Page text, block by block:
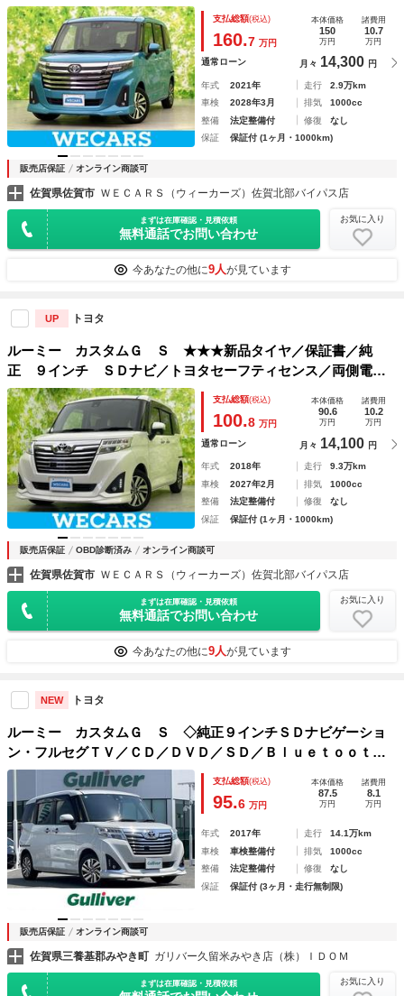
線逸脱防止支援システム／ヘッドランプ ＬＥＤ／Ｂｌｕｅｔ
ｏｏｔｈ接続／横滑り防止装置
支払総額(税込)
160.7 万円
本体価格
150
万円
諸費用
10.7
万円
通常ローン 月々 14,300 円
年式 2021年 走行
2.9万km
車検
2028年3月 排気
1000cc
整備
法定整備付 修復
なし
保証
保証付 (1ヶ月・1000km)
販売店保証 オンライン商談可
佐賀県佐賀市 ＷＥＣＡＲＳ（ウィーカーズ）佐賀北部バイパス店
まずは在庫確認・見積依頼
無料通話でお問い合わせ
お気に入り
今あなたの他に9人が見ています
UP トヨタ
ルーミー カスタムＧ Ｓ ★★★新品タイヤ／保証書／純
正 ９インチ ＳＤナビ／トヨタセーフティセンス／両側電動
スライドドア／車線逸脱防止支援システム／ヘッドランプ Ｌ
ＥＤ／Ｂｌｕｅｔｏｏｔｈ接続／ＥＢＤ付ＡＢＳ／横滑り防止
装置
支払総額(税込)
100.8 万円
本体価格
90.6
万円
諸費用
10.2
万円
通常ローン 月々 14,100 円
年式 2018年 走行
9.3万km
車検
2027年2月 排気
1000cc
整備
法定整備付 修復
なし
保証
保証付 (1ヶ月・1000km)
販売店保証 OBD診断済み オンライン商談可
佐賀県佐賀市 ＷＥＣＡＲＳ（ウィーカーズ）佐賀北部バイパス店
まずは在庫確認・見積依頼
無料通話でお問い合わせ
お気に入り
今あなたの他に9人が見ています
NEW トヨタ
ルーミー カスタムＧ Ｓ ◇純正９インチＳＤナビゲーショ
ン・フルセグＴＶ／ＣＤ／ＤＶＤ／ＳＤ／Ｂｌｕｅｔｏｏｔｈ
◇前後ドライブレコーダー◇ＥＴＣ◇両側パワースライドドア
◇ＴＶキャンセラー◇後席サンシェード◇ＩＳＯ
支払総額(税込)
95.6 万円
本体価格
87.5
万円
諸費用
8.1
万円
年式 2017年 走行
14.1万km
車検
車検整備付 排気
1000cc
整備
法定整備付 修復
なし
保証
保証付 (3ヶ月・走行無制限)
販売店保証 オンライン商談可
佐賀県三養基郡みやき町 ガリバー久留米みやき店（株）ＩＤＯＭ
まずは在庫確認・見積依頼 お気に入り